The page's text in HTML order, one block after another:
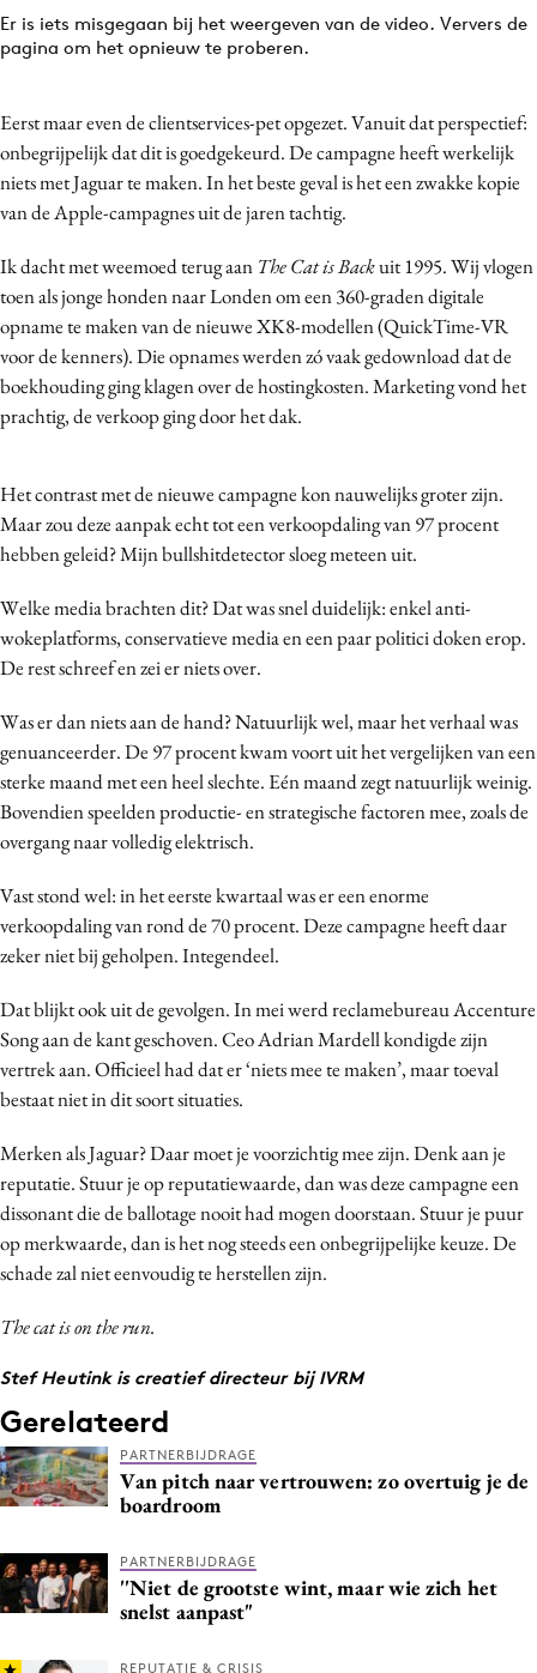
Interne communicatie
Martech
Merkstrategie
PR
Programmatic
Purpose Marketing
Reputatie & crisis
Er is iets misgegaan bij het weergeven van de video. Ververs de
pagina om het opnieuw te proberen.
Eerst maar even de clientservices-pet opgezet. Vanuit dat perspectief:
onbegrijpelijk dat dit is goedgekeurd. De campagne heeft werkelijk
niets met Jaguar te maken. In het beste geval is het een zwakke kopie
van de Apple-campagnes uit de jaren tachtig.
Ik dacht met weemoed terug aan The Cat is Backuit 1995. Wij vlogen
toen als jonge honden naar Londen om een 360-graden digitale
opname te maken van de nieuwe XK8-modellen (QuickTime-VR
voor de kenners). Die opnames werden zó vaak gedownload dat de
boekhouding ging klagen over de hostingkosten. Marketing vond het
prachtig, de verkoop ging door het dak.
Het contrast met de nieuwe campagne kon nauwelijks groter zijn.
Maar zou deze aanpak echt tot een verkoopdaling van 97 procent
hebben geleid? Mijn bullshitdetector sloeg meteen uit.
Welke media brachten dit? Dat was snel duidelijk: enkel anti-
wokeplatforms, conservatieve media en een paar politici doken erop.
De rest schreef en zei er niets over.
Was er dan niets aan de hand? Natuurlijk wel, maar het verhaal was
genuanceerder. De 97 procent kwam voort uit het vergelijken van een
sterke maand met een heel slechte. Eén maand zegt natuurlijk weinig.
Bovendien speelden productie- en strategische factoren mee, zoals de
overgang naar volledig elektrisch.
Vast stond wel: in het eerste kwartaal was er een enorme
verkoopdaling van rond de 70 procent. Deze campagne heeft daar
zeker niet bij geholpen. Integendeel.
Dat blijkt ook uit de gevolgen. In mei werd reclamebureau Accenture
Song aan de kant geschoven. Ceo Adrian Mardell kondigde zijn
vertrek aan. Officieel had dat er ‘niets mee te maken’, maar toeval
bestaat niet in dit soort situaties.
Merken als Jaguar? Daar moet je voorzichtig mee zijn. Denk aan je
reputatie. Stuur je op reputatiewaarde, dan was deze campagne een
dissonant die de ballotage nooit had mogen doorstaan. Stuur je puur
op merkwaarde, dan is het nog steeds een onbegrijpelijke keuze. De
schade zal niet eenvoudig te herstellen zijn.
The cat is on the run.
Stef Heutink is creatief directeur bij IVRM
Gerelateerd
PARTNERBIJDRAGE
Van pitch naar vertrouwen: zo overtuig je de
boardroom
PARTNERBIJDRAGE
''Niet de grootste wint, maar wie zich het
snelst aanpast"
REPUTATIE & CRISIS